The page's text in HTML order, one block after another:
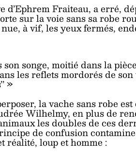
Fraiteau, a erré,
sur la voie sans sa robe
à vif, les yeux fermés,
songe, moitié dans la
les reflets mordorés de
»
la vache sans robe
Wilhelmy, en plus de
les doubles de ces
de confusion
réalité, loup et homme :